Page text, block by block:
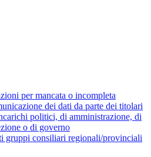
per mancata o incompleta
dei dati da parte dei titolari
politici, di amministrazione, di
o di governo
gruppi consiliari regionali/provinciali